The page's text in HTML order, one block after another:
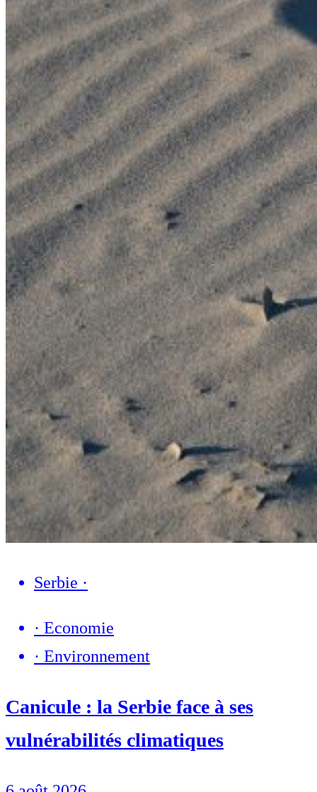
Serbie ·
· Economie
· Environnement
Canicule : la Serbie face à ses
vulnérabilités climatiques